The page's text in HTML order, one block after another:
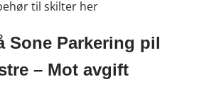
til skilter her
Sone Parkering pil
– Mot avgift